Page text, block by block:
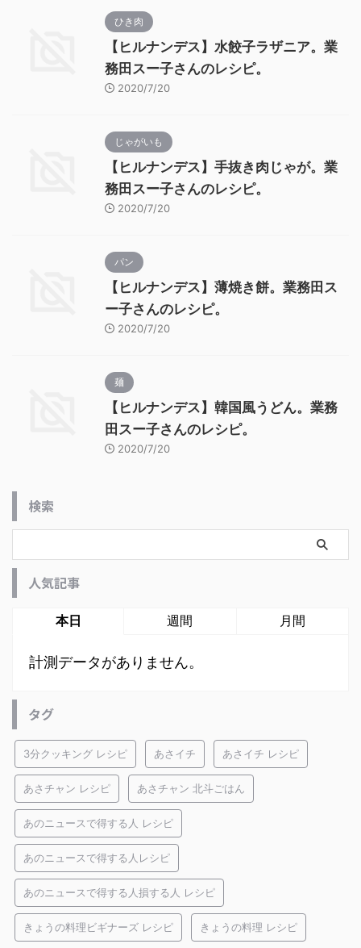
ひき肉
【ヒルナンデス】水餃子ラザニア。業
務田スー子さんのレシピ。
2020/7/20
じゃがいも
【ヒルナンデス】手抜き肉じゃが。業
務田スー子さんのレシピ。
2020/7/20
パン
【ヒルナンデス】薄焼き餅。業務田ス
ー子さんのレシピ。
2020/7/20
麺
【ヒルナンデス】韓国風うどん。業務
田スー子さんのレシピ。
2020/7/20
検索
人気記事
本日 週間 月間
計測データがありません。
タグ
3分クッキング レシピ あさイチ あさイチ レシピ
あさチャン レシピ あさチャン 北斗ごはん
あのニュースで得する人 レシピ
あのニュースで得する人レシピ
あのニュースで得する人損する人 レシピ
きょうの料理ビギナーズ レシピ きょうの料理 レシピ